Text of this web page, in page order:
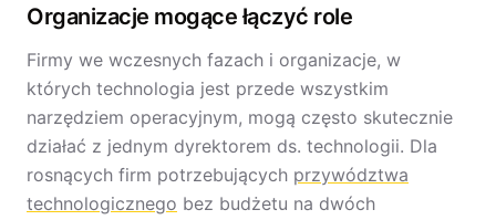
Organizacje mogące łączyć role
Firmy we wczesnych fazach i organizacje, w
których technologia jest przede wszystkim
narzędziem operacyjnym, mogą często skutecznie
działać z jednym dyrektorem ds. technologii. Dla
rosnących firm potrzebujących przywództwa
technologicznego bez budżetu na dwóch